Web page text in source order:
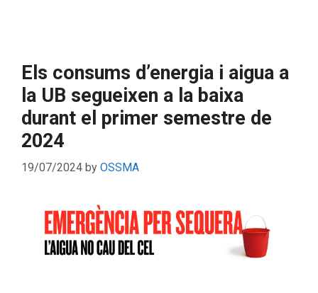
Els consums d’energia i aigua a
la UB segueixen a la baixa
durant el primer semestre de
2024
19/07/2024 by OSSMA